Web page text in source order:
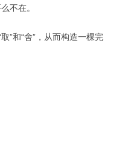
不在。
”和“舍”，从而构造一棵完